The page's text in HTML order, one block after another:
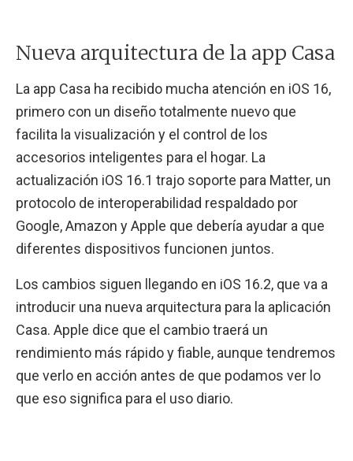
Nueva arquitectura de la app Casa
La app Casa ha recibido mucha atención en iOS 16,
primero con un diseño totalmente nuevo que
facilita la visualización y el control de los
accesorios inteligentes para el hogar. La
actualización iOS 16.1 trajo soporte para Matter, un
protocolo de interoperabilidad respaldado por
Google, Amazon y Apple que debería ayudar a que
diferentes dispositivos funcionen juntos.
Los cambios siguen llegando en iOS 16.2, que va a
introducir una nueva arquitectura para la aplicación
Casa. Apple dice que el cambio traerá un
rendimiento más rápido y fiable, aunque tendremos
que verlo en acción antes de que podamos ver lo
que eso significa para el uso diario.